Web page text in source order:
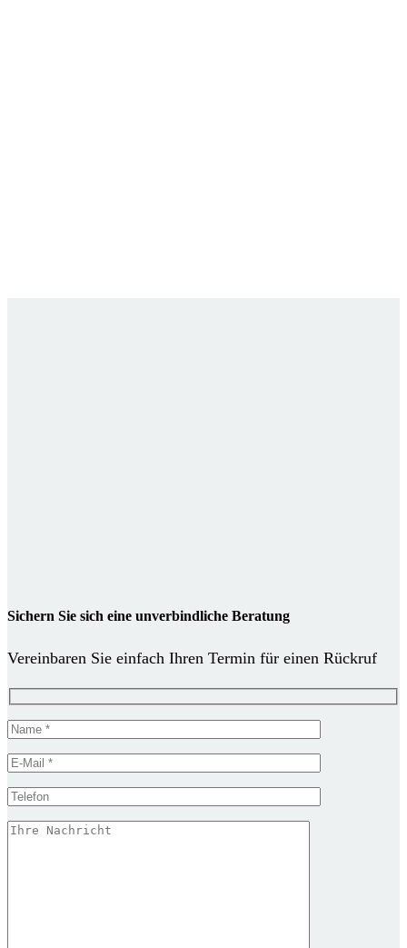
Sichern Sie sich eine unverbindliche Beratung
Vereinbaren Sie einfach Ihren Termin für einen Rückruf